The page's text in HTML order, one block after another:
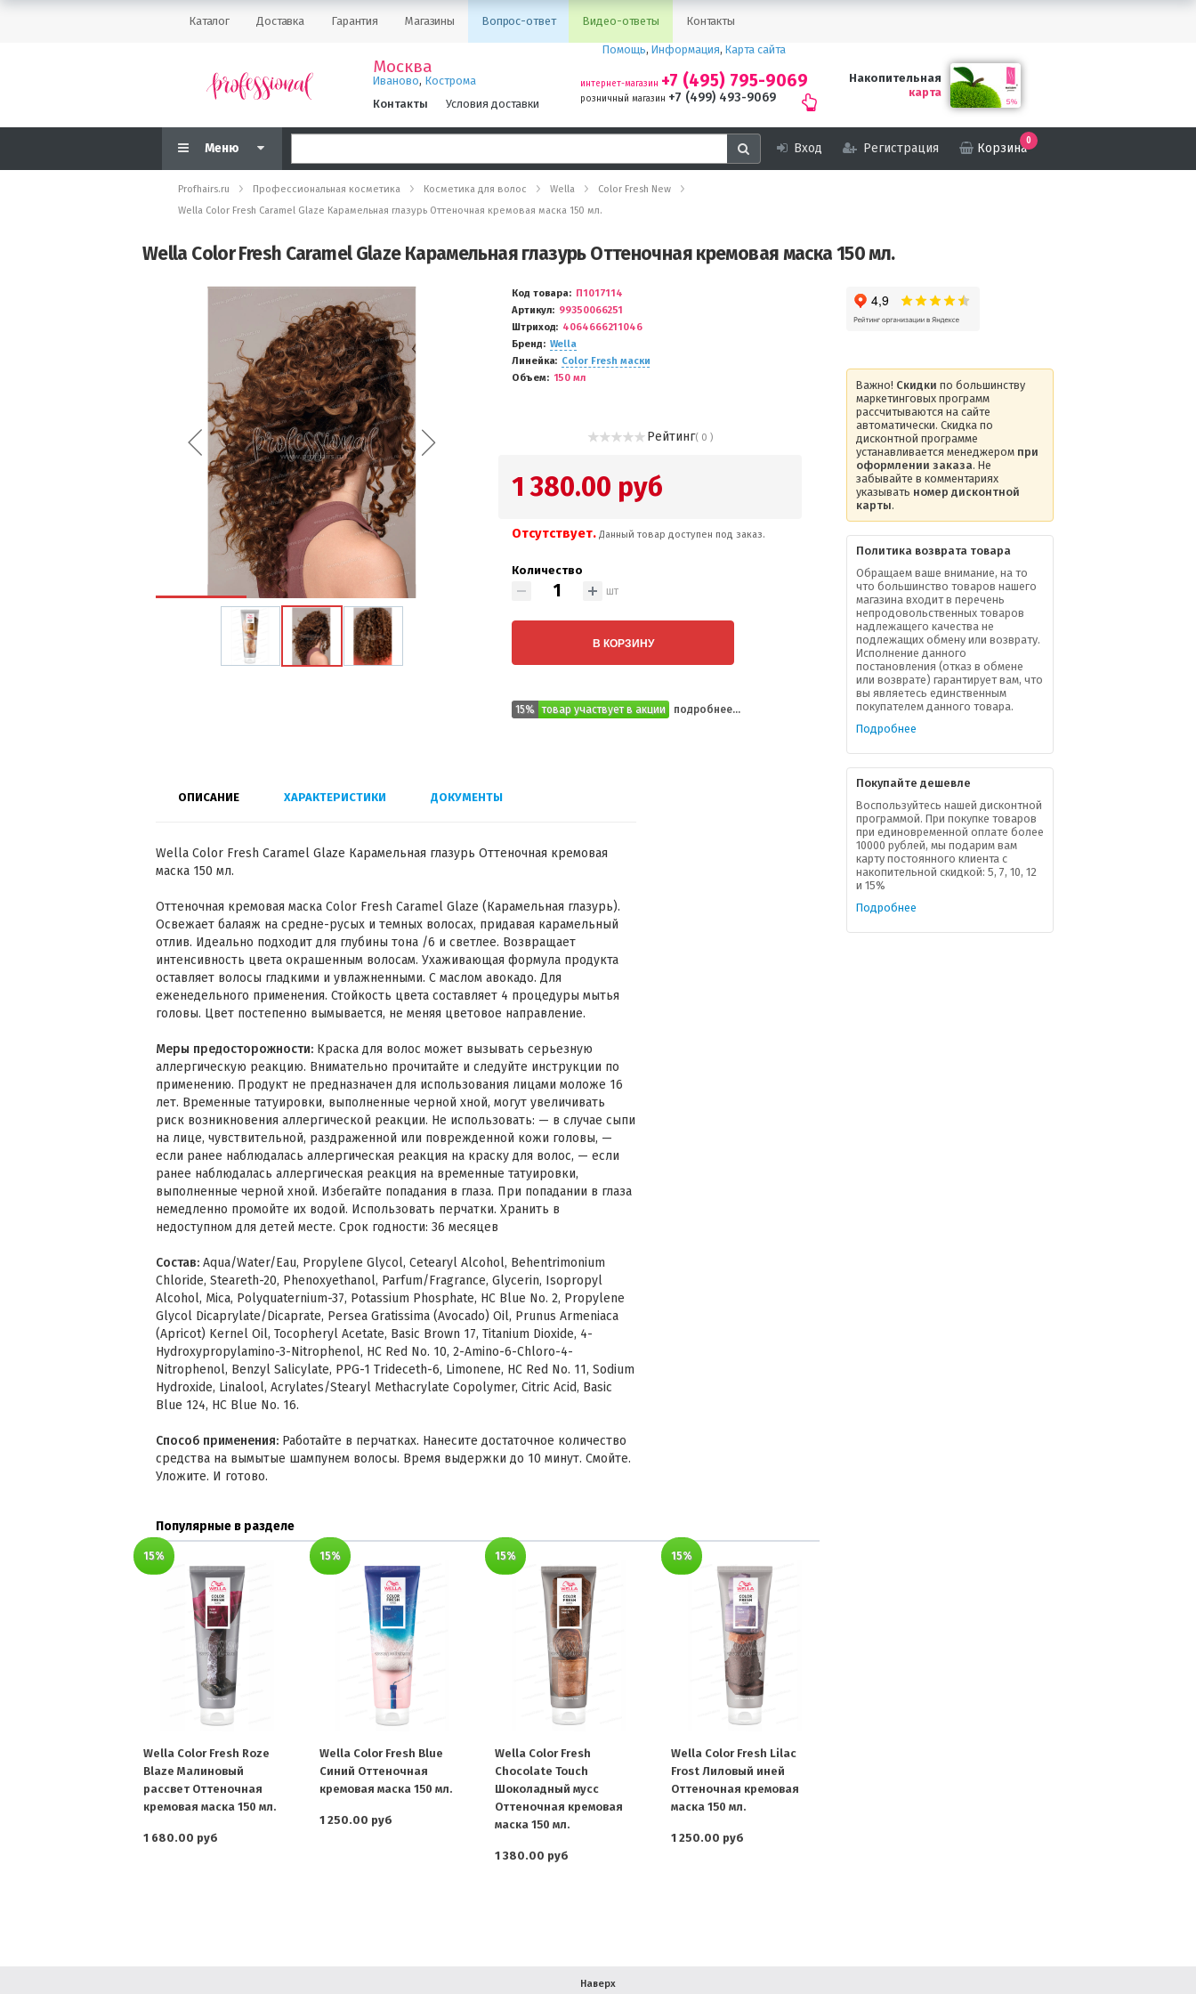
Каталог Доставка Гарантия Магазины Вопрос-ответ Видео-ответы Контакты
Москва
Иваново, Кострома
Контакты
Условия доставки
Помощь, Информация, Карта сайта
интернет-магазин +7 (495) 795-9069
розничный магазин +7 (499) 493-9069
Накопительная
карта
Меню Вход Регистрация Корзина
0
Profhairs.ru Профессиональная косметика Косметика для волос Wella
Color Fresh New
Wella Color Fresh Caramel Glaze Карамельная глазурь Оттеночная кремовая маска 150 мл.
Wella Color Fresh Caramel Glaze Карамельная глазурь Оттеночная кремовая маска 150 мл.
Код товара
П1017114
Артикул
99350066251
Штриход
4064666211046
Бренд
Wella
Линейка
Color Fresh маски
Объем
150 мл
Рейтинг( 0 )
1 380.00 руб
Отсутствует.Данный товар доступен под заказ.
Количество
шт
В КОРЗИНУ
15% товар участвует в акции подробнее...
ОПИСАНИЕ ХАРАКТЕРИСТИКИ ДОКУМЕНТЫ
Wella Color Fresh Caramel Glaze Карамельная глазурь Оттеночная кремовая
маска 150 мл.
Оттеночная кремовая маска Color Fresh Caramel Glaze (Карамельная глазурь).
Освежает балаяж на средне-русых и темных волосах, придавая карамельный
отлив. Идеально подходит для глубины тона /6 и светлее. Возвращает
интенсивность цвета окрашенным волосам. Ухаживающая формула продукта
оставляет волосы гладкими и увлажненными. С маслом авокадо. Для
еженедельного применения. Стойкость цвета составляет 4 процедуры мытья
головы. Цвет постепенно вымывается, не меняя цветовое направление.
Меры предосторожности: Краска для волос может вызывать серьезную
аллергическую реакцию. Внимательно прочитайте и следуйте инструкции по
применению. Продукт не предназначен для использования лицами моложе 16
лет. Временные татуировки, выполненные черной хной, могут увеличивать
риск возникновения аллергической реакции. Не использовать: — в случае сыпи
на лице, чувствительной, раздраженной или поврежденной кожи головы, —
если ранее наблюдалась аллергическая реакция на краску для волос, — если
ранее наблюдалась аллергическая реакция на временные татуировки,
выполненные черной хной. Избегайте попадания в глаза. При попадании в глаза
немедленно промойте их водой. Использовать перчатки. Хранить в
недоступном для детей месте. Срок годности: 36 месяцев
Состав: Aqua/Water/Eau, Propylene Glycol, Cetearyl Alcohol, Behentrimonium
Chloride, Steareth-20, Phenoxyethanol, Parfum/Fragrance, Glycerin, Isopropyl
Alcohol, Mica, Polyquaternium-37, Potassium Phosphate, HC Blue No. 2, Propylene
Glycol Dicaprylate/Dicaprate, Persea Gratissima (Avocado) Oil, Prunus Armeniaca
(Apricot) Kernel Oil, Tocopheryl Acetate, Basic Brown 17, Titanium Dioxide, 4-
Hydroxypropylamino-3-Nitrophenol, HC Red No. 10, 2-Amino-6-Chloro-4-
Nitrophenol, Benzyl Salicylate, PPG-1 Trideceth-6, Limonene, HC Red No. 11, Sodium
Hydroxide, Linalool, Acrylates/Stearyl Methacrylate Copolymer, Citric Acid, Basic
Blue 124, HC Blue No. 16.
Способ применения: Работайте в перчатках. Нанесите достаточное количество
средства на вымытые шампунем волосы. Время выдержки до 10 минут. Смойте.
Уложите. И готово.
Популярные в разделе
15%
Wella Color Fresh Roze
Blaze Малиновый
рассвет Оттеночная
кремовая маска 150 мл.
1 680.00 руб
15%
Wella Color Fresh Blue
Синий Оттеночная
кремовая маска 150 мл.
1 250.00 руб
15%
Wella Color Fresh
Chocolate Touch
Шоколадный мусс
Оттеночная кремовая
маска 150 мл.
1 380.00 руб
15%
Wella Color Fresh Lilac
Frost Лиловый иней
Оттеночная кремовая
маска 150 мл.
1 250.00 руб
Важно! Скидки по большинству
маркетинговых программ
рассчитываются на сайте
автоматически. Скидка по
дисконтной программе
устанавливается менеджером при
оформлении заказа. Не
забывайте в комментариях
указывать номер дисконтной
карты.
Политика возврата товара
Обращаем ваше внимание, на то
что большинство товаров нашего
магазина входит в перечень
непродовольственных товаров
надлежащего качества не
подлежащих обмену или возврату.
Исполнение данного
постановления (отказ в обмене
или возврате) гарантирует вам, что
вы являетесь единственным
покупателем данного товара.
Подробнее
Покупайте дешевле
Воспользуйтесь нашей дисконтной
программой. При покупке товаров
при единовременной оплате более
10000 рублей, мы подарим вам
карту постоянного клиента с
накопительной скидкой: 5, 7, 10, 12
и 15%
Подробнее
Наверх